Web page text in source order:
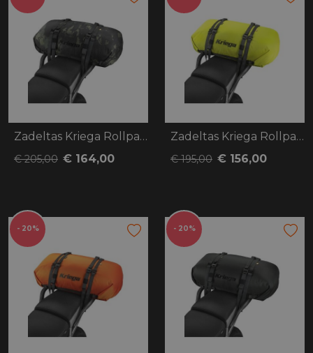
Zadeltas Kriega Rollpack 40 camo
€ 205,00 € 164,00
Zadeltas Kriega Rollpack 40 fluo geel
€ 195,00 € 156,00
- 20% - 20%